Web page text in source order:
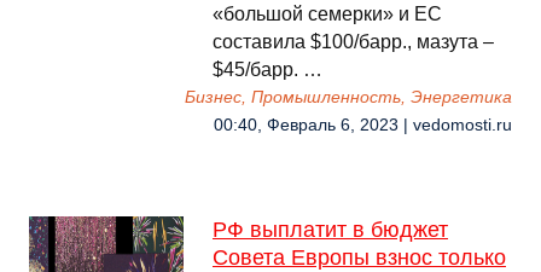
«большой семерки» и ЕС
составила $100/барр., мазута –
$45/барр. …
Бизнес, Промышленность, Энергетика
00:40, Февраль 6, 2023 | vedomosti.ru
РФ выплатит в бюджет
Совета Европы взнос только